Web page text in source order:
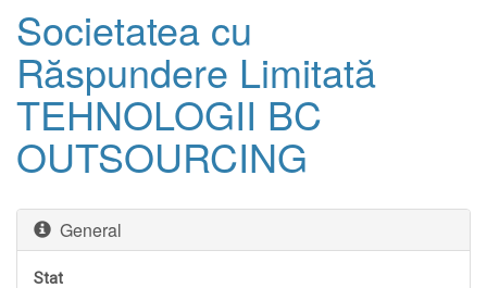
Societatea cu
Răspundere Limitată
TEHNOLOGII BC
OUTSOURCING
General
Stat